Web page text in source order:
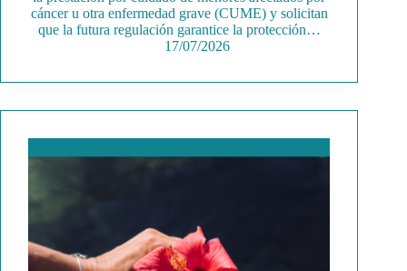
cáncer u otra enfermedad grave (CUME) y solicitan
que la futura regulación garantice la protección…
17/07/2026